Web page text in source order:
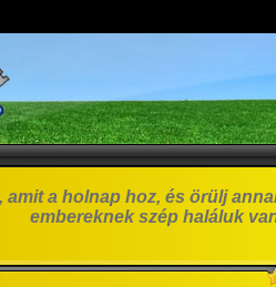
amit a holnap hoz, és örülj
embereknek szép haláluk